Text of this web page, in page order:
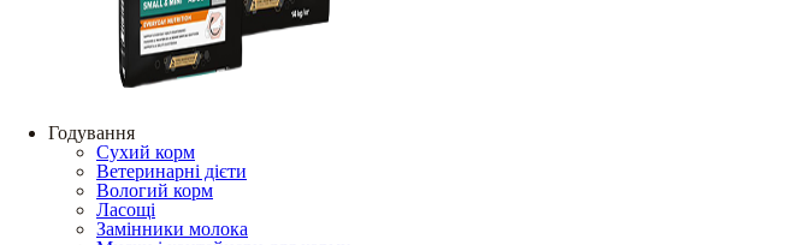
Годування
Сухий корм
Ветеринарні дієти
Вологий корм
Ласощі
Замінники молока